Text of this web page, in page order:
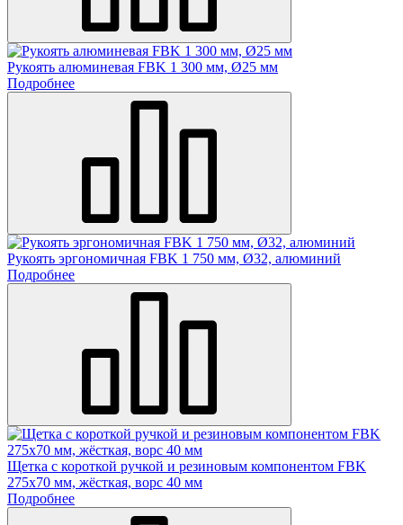
Рукоять алюминевая FBK 1 300 мм, Ø25 мм
Подробнее
Рукоять эргономичная FBK 1 750 мм, Ø32, алюминий
Подробнее
Щетка c короткой ручкой и резиновым компонентом FBK
275х70 мм, жёсткая, ворс 40 мм
Подробнее